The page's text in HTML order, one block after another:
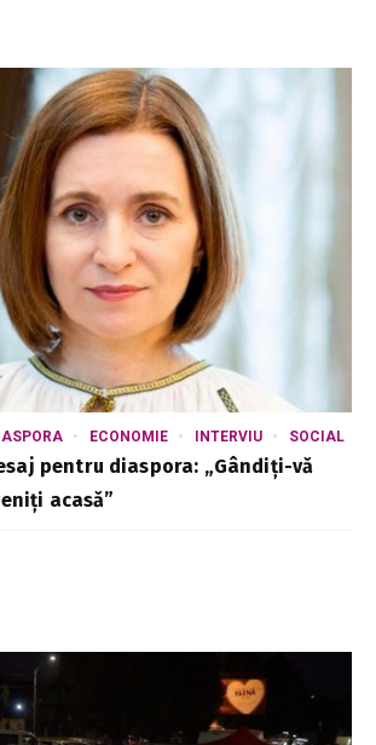
ECONOMIE INTERVIU SOCIAL
pentru diaspora: „Gândiți-vă
acasă”